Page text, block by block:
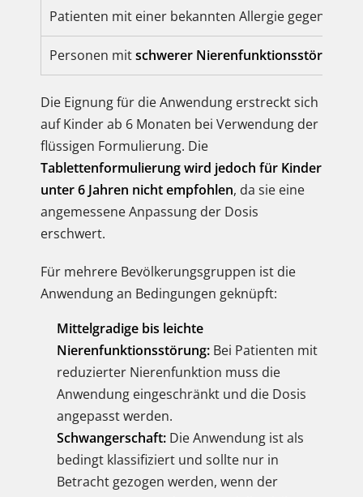
Patienten mit einer bekannten Allergie gegen
Personen mitschwerer Nierenfunktionsstörung
Die Eignung für die Anwendung erstreckt sich
auf Kinder ab 6 Monaten bei Verwendung der
flüssigen Formulierung. Die
Tablettenformulierung wird jedoch für Kinder
unter 6 Jahren nicht empfohlen, da sie eine
angemessene Anpassung der Dosis
erschwert.
Für mehrere Bevölkerungsgruppen ist die
Anwendung an Bedingungen geknüpft:
Mittelgradige bis leichte
Nierenfunktionsstörung: Bei Patienten mit
reduzierter Nierenfunktion muss die
Anwendung eingeschränkt und die Dosis
angepasst werden.
Schwangerschaft: Die Anwendung ist als
bedingt klassifiziert und sollte nur in
Betracht gezogen werden, wenn der